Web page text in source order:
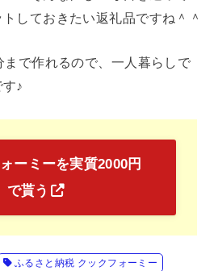
しておきたい返礼品ですね＾＾
で作れるので、一人暮らしで
♪
ーミーを実質2000円
で貰う
ふるさと納税 クックフォーミー